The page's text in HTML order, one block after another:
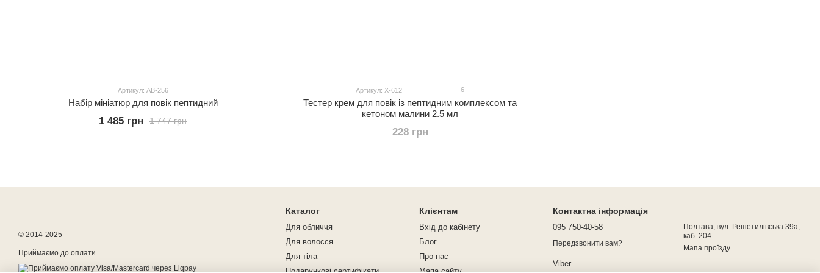
Артикул: АВ-256
Набір мініатюр для повік пептидний
1 747 грн
1 485 грн
Артикул: Х-612 6
Тестер крем для повік із пептидним комплексом та
кетоном малини 2.5 мл
228 грн
© 2014-2025
Приймаємо до оплати
Каталог
Для обличчя
Для волосся
Для тіла
Подарункові сертифікати
Клієнтам
Вхід до кабінету
Блог
Про нас
Мапа сайту
Контактна інформація
095 750-40-58
Передзвонити вам?
Viber
Полтава, вул. Решетилівська 39а,
каб. 204
Мапа проїзду